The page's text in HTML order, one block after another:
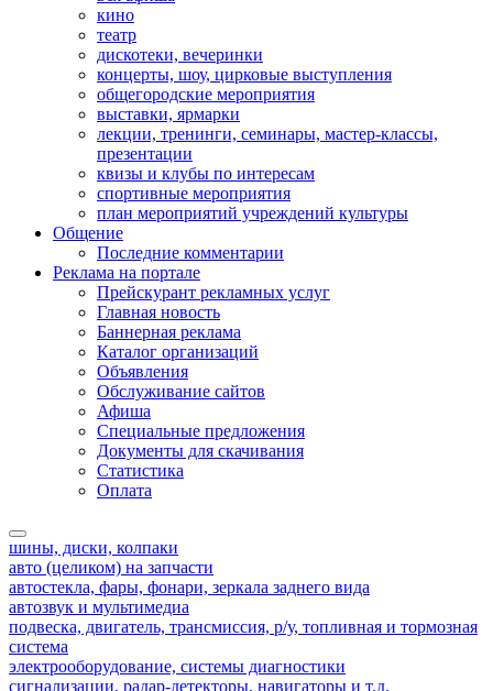
кино
театр
дискотеки, вечеринки
концерты, шоу, цирковые выступления
общегородские мероприятия
выставки, ярмарки
лекции, тренинги, семинары, мастер-классы,
презентации
квизы и клубы по интересам
спортивные мероприятия
план мероприятий учреждений культуры
Общение
Последние комментарии
Реклама на портале
Прейскурант рекламных услуг
Главная новость
Баннерная реклама
Каталог организаций
Объявления
Обслуживание сайтов
Афиша
Специальные предложения
Документы для скачивания
Статистика
Оплата
шины, диски, колпаки
авто (целиком) на запчасти
автостекла, фары, фонари, зеркала заднего вида
автозвук и мультимедиа
подвеска, двигатель, трансмиссия, р/у, топливная и тормозная
система
электрооборудование, системы диагностики
сигнализации, радар-детекторы, навигаторы и т.д.